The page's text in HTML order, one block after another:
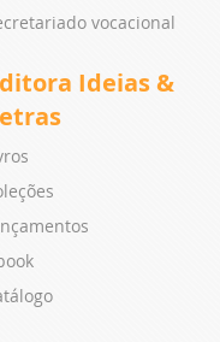
vocacional
Ideias &